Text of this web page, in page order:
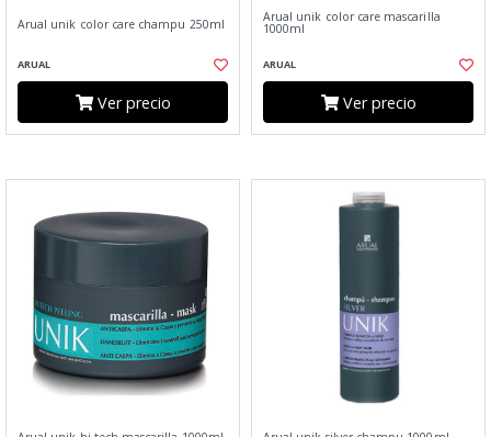
Arual unik color care champu 250ml
ARUAL
Ver precio
Arual unik color care mascarilla
1000ml
ARUAL
Ver precio